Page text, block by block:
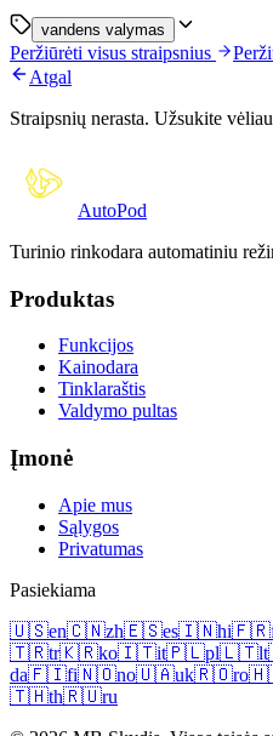
vandens valymas
Peržiūrėti visus straipsnius
Atgal
Straipsnių nerasta. Užsukite
AutoPod
Turinio rinkodara automatiniu
Produktas
Funkcijos
Kainodara
Tinklaraštis
Valdymo pultas
Įmonė
Apie mus
Sąlygos
Privatumas
Pasiekiama
🇺🇸en🇨🇳zh🇪🇸es🇮🇳hi🇫🇷
🇹🇷tr🇰🇷ko🇮🇹it🇵🇱pl🇱🇹lt
da🇫🇮fi🇳🇴no🇺🇦uk🇷🇴ro
🇹🇭th🇷🇺ru